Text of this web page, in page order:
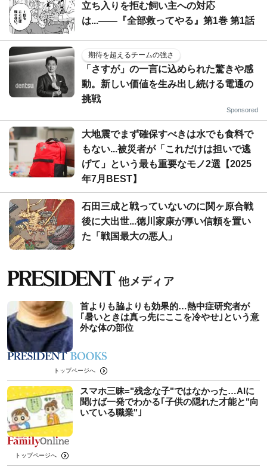
立ち入りを拒む飼い主への対応
は...――『全部救ってやる』第1巻 第1話
期待を超えるチームの強さ
「さすが」の一言に込められた驚きや感
動。新しい価値を生み出し続ける電通の
挑戦
Sponsored
大地震でまず確保すべきは水でも食料で
もない...被災者が「これだけは担いで逃
げて」という最も重要なモノ2選【2025
年7月BEST】
石田三成と戦っていないのに関ヶ原合戦
後に大出世...徳川家康が厚い信頼を置い
た「戦国最大の悪人」
首よりも脇よりも効果的…熱中症研究者が
｢暑いときは真っ先にここを冷やせ｣という意
外な体の部位
トップページへ
スマホ三昧="残念な子"ではなかった…AIに
聞けば一発でわかる｢子供の隠れた才能と"向
いている職業"｣
トップページへ